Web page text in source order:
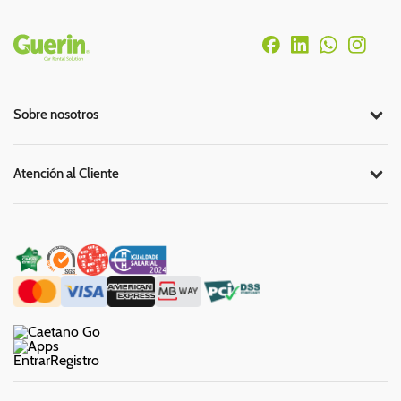
Rodapé
Sobre nosotros
Atención al Cliente
EntrarRegistro